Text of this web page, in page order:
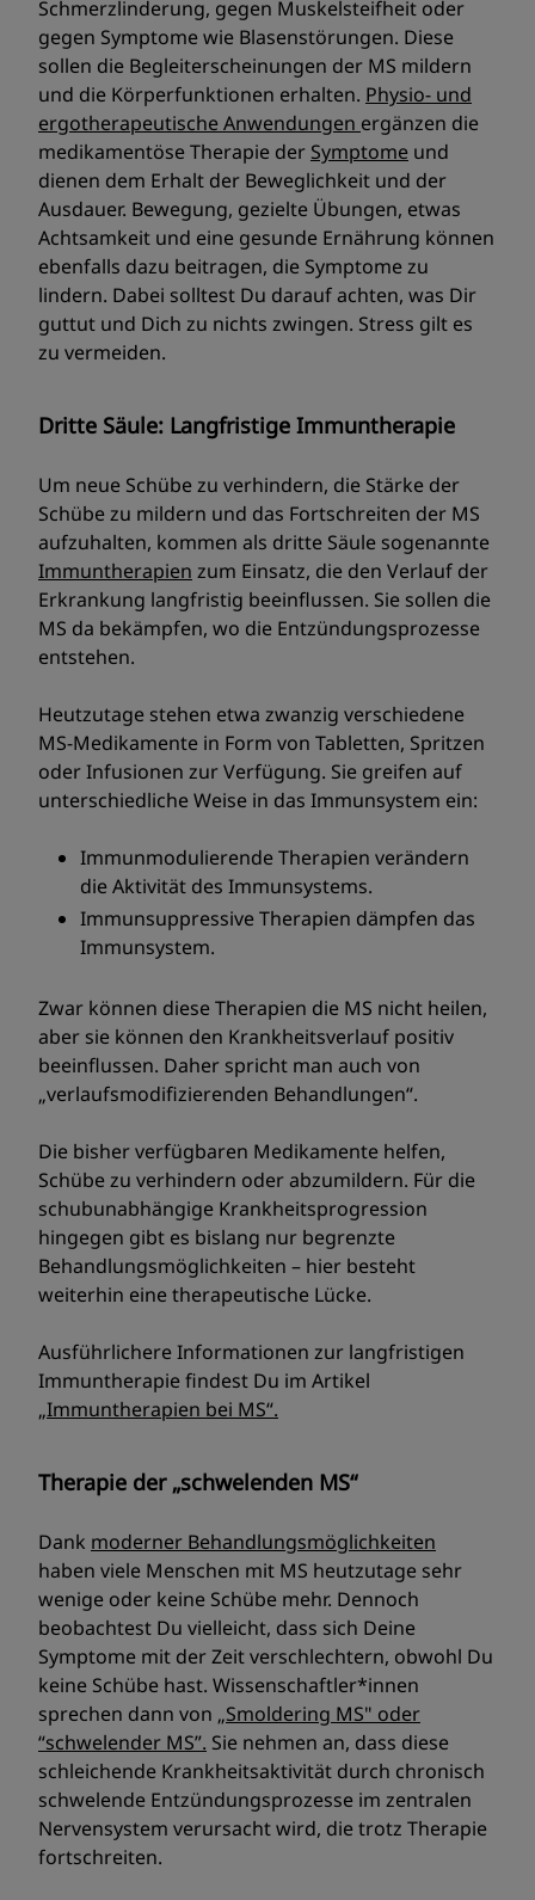
Schmerzlinderung, gegen Muskelsteifheit oder
gegen Symptome wie Blasenstörungen. Diese
sollen die Begleiterscheinungen der MS mildern
und die Körperfunktionen erhalten. Physio- und
ergotherapeutische Anwendungen ergänzen die
medikamentöse Therapie der Symptome und
dienen dem Erhalt der Beweglichkeit und der
Ausdauer. Bewegung, gezielte Übungen, etwas
Achtsamkeit und eine gesunde Ernährung können
ebenfalls dazu beitragen, die Symptome zu
lindern. Dabei solltest Du darauf achten, was Dir
guttut und Dich zu nichts zwingen. Stress gilt es
zu vermeiden.
Dritte Säule: Langfristige Immuntherapie
Um neue Schübe zu verhindern, die Stärke der
Schübe zu mildern und das Fortschreiten der MS
aufzuhalten, kommen als dritte Säule sogenannte
Immuntherapien zum Einsatz, die den Verlauf der
Erkrankung langfristig beeinflussen. Sie sollen die
MS da bekämpfen, wo die Entzündungsprozesse
entstehen.
Heutzutage stehen etwa zwanzig verschiedene
MS-Medikamente in Form von Tabletten, Spritzen
oder Infusionen zur Verfügung. Sie greifen auf
unterschiedliche Weise in das Immunsystem ein:
Immunmodulierende Therapien verändern
die Aktivität des Immunsystems.
Immunsuppressive Therapien dämpfen das
Immunsystem.
Zwar können diese Therapien die MS nicht heilen,
aber sie können den Krankheitsverlauf positiv
beeinflussen. Daher spricht man auch von
„verlaufsmodifizierenden Behandlungen“.
Die bisher verfügbaren Medikamente helfen,
Schübe zu verhindern oder abzumildern. Für die
schubunabhängige Krankheitsprogression
hingegen gibt es bislang nur begrenzte
Behandlungsmöglichkeiten – hier besteht
weiterhin eine therapeutische Lücke.
Ausführlichere Informationen zur langfristigen
Immuntherapie findest Du im Artikel
„Immuntherapien bei MS“.
Therapie der „schwelenden MS“
Dank moderner Behandlungsmöglichkeiten
haben viele Menschen mit MS heutzutage sehr
wenige oder keine Schübe mehr. Dennoch
beobachtest Du vielleicht, dass sich Deine
Symptome mit der Zeit verschlechtern, obwohl Du
keine Schübe hast. Wissenschaftler*innen
sprechen dann von „Smoldering MS" oder
“schwelender MS”. Sie nehmen an, dass diese
schleichende Krankheitsaktivität durch chronisch
schwelende Entzündungsprozesse im zentralen
Nervensystem verursacht wird, die trotz Therapie
fortschreiten.